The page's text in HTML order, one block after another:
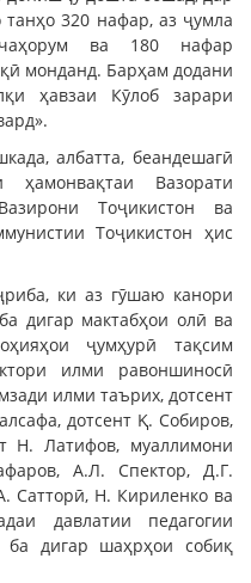
320 нафар, аз ҷумла
ва 180 нафар
монданд. Барҳам додани
ҳавзаи Кӯлоб зарари
албатта, беандешагӣ
ҳамонвақтаи Вазорати
Тоҷикистон ва
Тоҷикистон ҳис
ки аз гӯшаю канори
дигар мактабҳои олӣ ва
ҷумҳурӣ тақсим
илми равоншиносӣ
илми таърих, дотсент
дотсент Қ. Собиров,
Н. Латифов, муаллимони
А.Л. Спектор, Д.Г.
Сатторӣ, Н. Кириленко ва
давлатии педагогии
ба дигар шаҳрҳои собиқ